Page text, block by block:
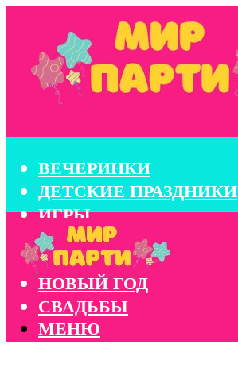
ВЕЧЕРИНКИ
ДЕТСКИЕ ПРАЗДНИКИ
ИГРЫ
КОНКУРСЫ
КОРПОРАТИВЫ
НОВЫЙ ГОД
СВАДЬБЫ
МЕНЮ